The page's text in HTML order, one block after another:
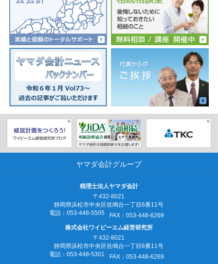
ヤマダ会計グループ
税理士法人ヤマダ会計
〒432-8021
静岡県浜松市中央区佐鳴台一丁目6番11号
電話：053‐448‐5505
FAX：053‐448‐6269
株式会社ワイビーエム経営研究所
〒432-8021
静岡県浜松市中央区佐鳴台一丁目6番11号
電話：053‐448‐5301
FAX：053‐448‐6269